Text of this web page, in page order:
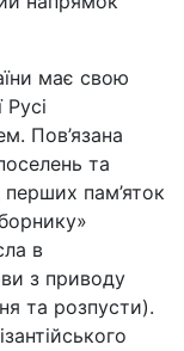
має свою
Пов’язана
та
перших пам’яток
в
з приводу
та розпусти).